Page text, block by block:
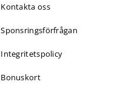
Kontakta oss
Sponsringsförfrågan
Integritetspolicy
Bonuskort